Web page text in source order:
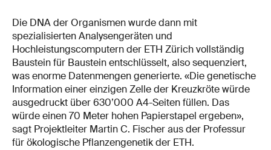
Die DNA der Organismen wurde dann mit
spezialisierten Analysengeräten und
Hochleistungscomputern der ETH Zürich vollständig
Baustein für Baustein entschlüsselt, also sequenziert,
was enorme Datenmengen generierte. «Die genetische
Information einer einzigen Zelle der Kreuzkröte würde
ausgedruckt über 630’000 A4-Seiten füllen. Das
würde einen 70 Meter hohen Papierstapel ergeben»,
sagt Projektleiter Martin C. Fischer aus der Professur
für ökologische Pflanzengenetik der ETH.